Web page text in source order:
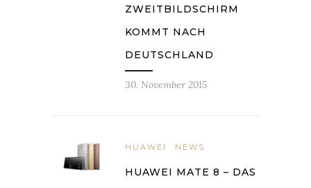
ZWEITBILDSCHIRM
KOMMT NACH
DEUTSCHLAND
30. November 2015
HUAWEI NEWS
HUAWEI MATE 8 – DAS